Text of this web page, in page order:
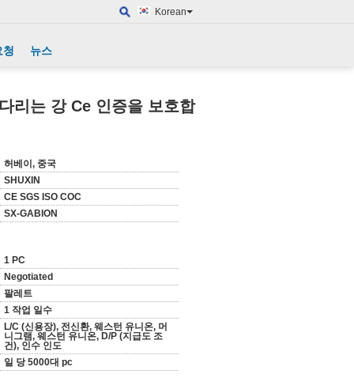
Korean
청 뉴스
리는 강 Ce 인증을 보호합
허베이, 중국
SHUXIN
CE SGS ISO COC
SX-GABION
1 PC
Negotiated
팔레트
1 작업 일수
L/C (신용장), 전신환, 웨스턴 유니온, 머
니그램, 웨스턴 유니온, D/P (지급도 조
건), 인수 인도
일 당 5000대 pc